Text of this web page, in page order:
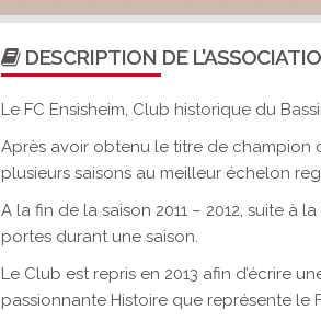
DESCRIPTION DE
Le FC Ensisheim, Club historique du
Après avoir obtenu le titre de champion
plusieurs saisons au meilleur échelon
A la fin de la saison 2011 – 2012, suite à
portes durant une saison.
Le Club est repris en 2013 afin d’écrire
passionnante Histoire que représente le